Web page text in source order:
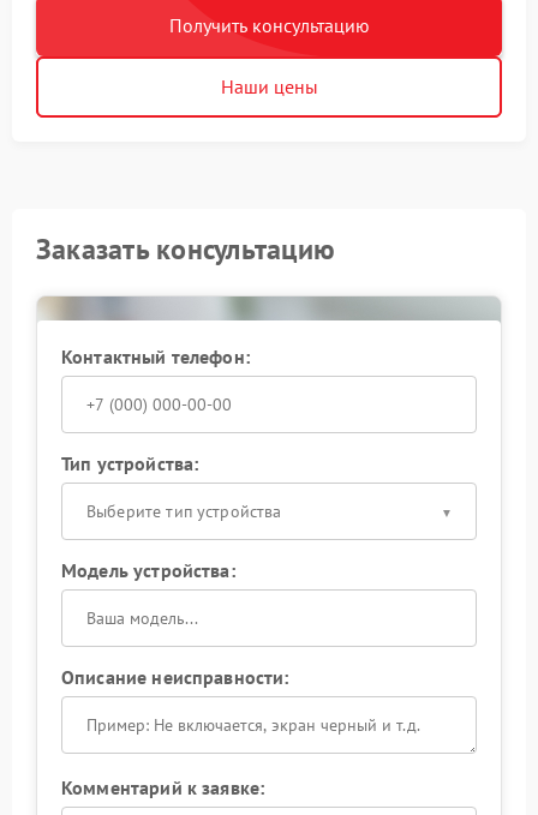
Получить консультацию
Наши цены
Заказать консультацию
Контактный телефон:
Тип устройства:
Выберите тип устройства
Модель устройства:
Описание неисправности:
Комментарий к заявке: